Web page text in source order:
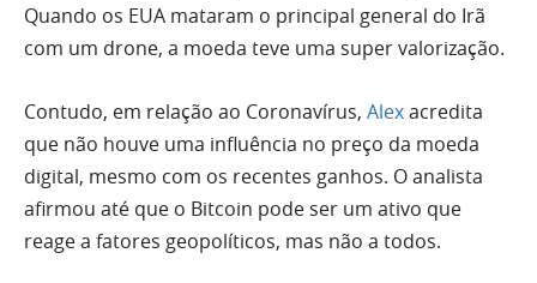
Quando os EUA mataram o principal general do Irã
com um drone, a moeda teve uma super valorização.
Contudo, em relação ao Coronavírus, Alexacredita
que não houve uma influência no preço da moeda
digital, mesmo com os recentes ganhos. O analista
afirmou até que o Bitcoin pode ser um ativo que
reage a fatores geopolíticos, mas não a todos.